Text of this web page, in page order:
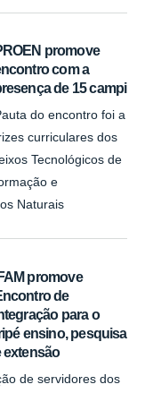
promove
com a
de 15 campi
do encontro foi a
curriculares dos
Tecnológicos de
e
Naturais
promove
de
para o
ensino, pesquisa
extensão
de servidores dos